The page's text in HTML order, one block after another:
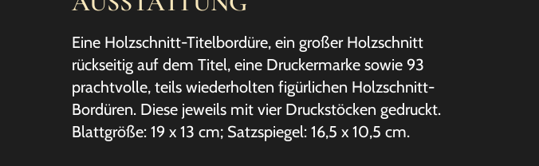
Eine Holzschnitt-Titelbordüre, ein großer Holzschnitt
rückseitig auf dem Titel, eine Druckermarke sowie 93
prachtvolle, teils wiederholten figürlichen Holzschnitt-
Bordüren. Diese jeweils mit vier Druckstöcken gedruckt.
Blattgröße: 19 x 13 cm; Satzspiegel: 16,5 x 10,5 cm.